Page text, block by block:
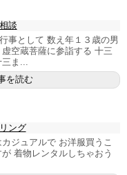
談
事として 数え年１３歳の男
空蔵菩薩に参詣する 十三
ま...
を読む
ング
ジュアルで お洋服買うこ
着物レンタルしちゃおう